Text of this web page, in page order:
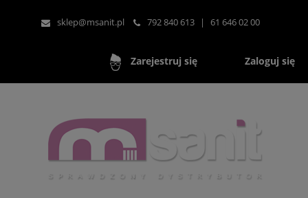
sklep@msanit.pl 792 840 613 | 61 646 02 00
Zarejestruj się Zaloguj się